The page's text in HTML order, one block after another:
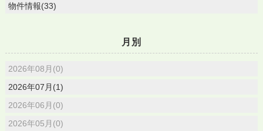
物件情報(33)
月別
2026年08月(0)
2026年07月(1)
2026年06月(0)
2026年05月(0)